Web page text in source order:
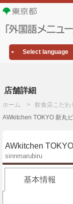
Select language
店舗詳細
ホーム 飲食店こだわ
AWkitchen TOKYO 新丸
AWkitchen
sinnmarubiru
基本情報